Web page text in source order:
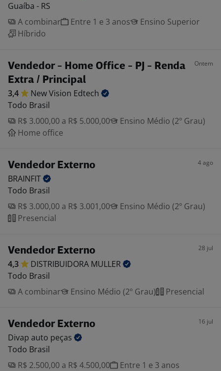
Guaíba - RS
A combinar
Entre 1 e 3 anos
Ensino Superior
Híbrido
Vendedor - Home Office - PJ - Renda
Extra / Principal
Ontem
3,4 New Vision Edtech
Todo Brasil
R$ 3.000,00 a R$ 5.000,00
Ensino Médio (2º Grau)
Home office
Vendedor Externo 4 ago
BRAINFIT
Todo Brasil
R$ 3.000,00 a R$ 3.001,00
Ensino Médio (2º Grau)
Presencial
Vendedor Externo 28 jul
4,3 DISTRIBUIDORA MULLER
Todo Brasil
A combinar
Ensino Médio (2º Grau) Presencial
Vendedor Externo 16 jul
Divap auto peças
Todo Brasil
R$ 2.500,00 a R$ 4.500,00
Entre 1 e 3 anos